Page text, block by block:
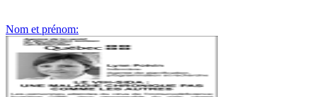
Nom et prénom: